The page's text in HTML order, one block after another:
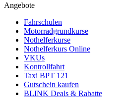
Angebote
Fahrschulen
Motorradgrundkurse
Nothelferkurse
Nothelferkurs Online
VKUs
Kontrollfahrt
Taxi BPT 121
Gutschein kaufen
BLINK Deals & Rabatte